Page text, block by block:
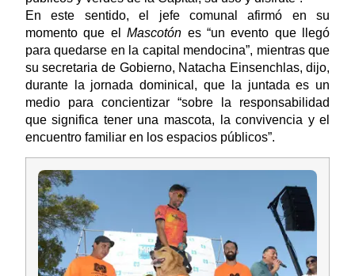
En este sentido, el jefe comunal afirmó en su
momento que elMascotón es “un evento que llegó
para quedarse en la capital mendocina”, mientras que
su secretaria de Gobierno, Natacha Einsenchlas, dijo,
durante la jornada dominical, que la juntada es un
medio para concientizar “sobre la responsabilidad
que significa tener una mascota, la convivencia y el
encuentro familiar en los espacios públicos”.